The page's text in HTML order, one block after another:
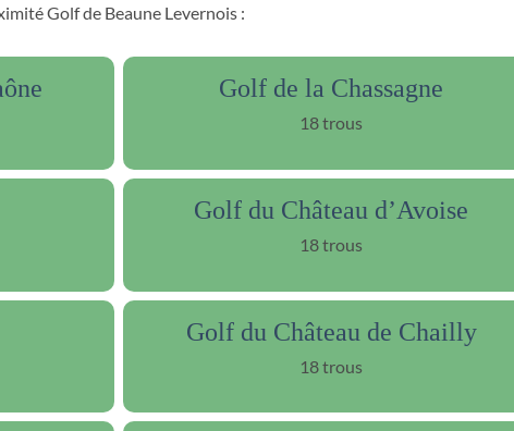
Golf de Beaune Levernois :
Golf de la Chassagne
18 trous
Golf du Château d’Avoise
18 trous
Golf du Château de Chailly
18 trous